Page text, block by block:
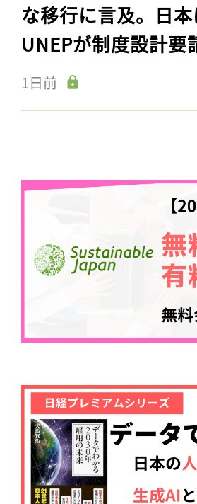
な移行に言及。日本
UNEPが制度設計要
1日前